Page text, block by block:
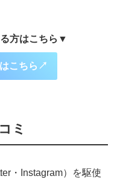
方はこちら▼
こちら↗︎
ミ
・Instagram）を駆使